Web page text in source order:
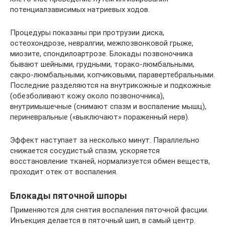
потенциалзависимых натриевых ходов.
Процедуры показаны при протрузии диска,
остеохондрозе, невралгии, межпозвонковой грыже,
миозите, спондилоартрозе. Блокады позвоночника
бывают шейными, грудными, торако-люмбальными,
сакро-люмбальными, копчиковыми, паравертебральными.
Последние разделяются на внутрикожные и подкожные
(обезболивают кожу около позвоночника),
внутримышечные (снимают спазм и воспаление мышц),
периневральные («выключают» пораженный нерв).
Эффект наступает за несколько минут. Параллельно
снижается сосудистый спазм, ускоряется
восстановление тканей, нормализуется обмен веществ,
проходит отек от воспаления.
Блокады пяточной шпоры
Применяются для снятия воспаления пяточной фасции.
Инъекция делается в пяточный шип, в самый центр.